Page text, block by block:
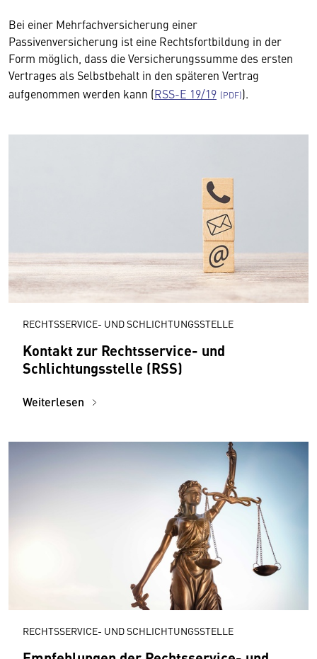
Bei einer Mehrfachversicherung einer
Passivenversicherung ist eine Rechtsfortbildung in der
Form möglich, dass die Versicherungssumme des ersten
Vertrages als Selbstbehalt in den späteren Vertrag
aufgenommen werden kann (RSS-E 19/19 ).
RECHTSSERVICE- UND SCHLICHTUNGSSTELLE
Kontakt zur Rechtsservice- und
Schlichtungsstelle (RSS)
Weiterlesen
RECHTSSERVICE- UND SCHLICHTUNGSSTELLE